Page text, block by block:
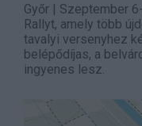
Győr | Szeptember
Rallyt, amely több
tavalyi versenyhez
belépődíjas, a
ingyenes lesz.